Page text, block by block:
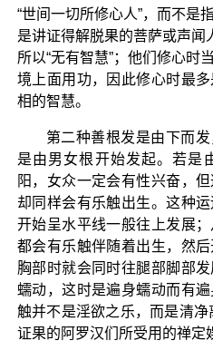
“世间一切所修心人”，而不是
是讲证得解脱果的菩萨或声闻
所以“无有智慧”；他们修心时
境上面用功，因此修心时最
相的智慧。
第二种善根发是由下而
是由男女根开始发起。若是
阳，女众一定会有性兴奋，
却同样会有乐触出生。这种
开始呈水平线一般往上发展
都会有乐触伴随着出生，然
胸部时就会同时往腿部脚部
蠕动，这时是遍身蠕动而有
触并不是淫欲之乐，而是清
证果的阿罗汉们所受用的禅定